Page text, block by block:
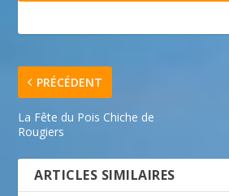
PRÉCÉDENT
La Fête du Pois Chiche de
Rougiers
ARTICLES SIMILAIRES